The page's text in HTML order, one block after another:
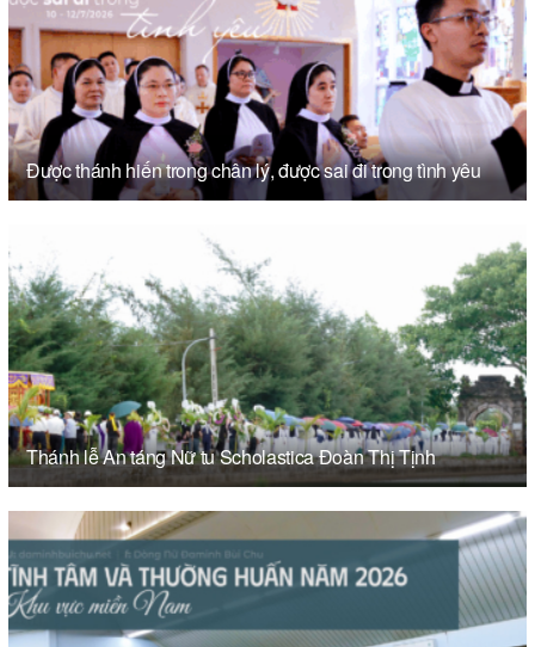
Được thánh hiến trong chân lý, được sai đi trong tình yêu
Thánh lễ An táng Nữ tu Scholastica Đoàn Thị Tịnh